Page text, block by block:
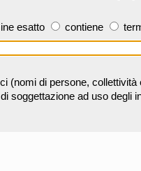
esatto contiene
(nomi di persone,
soggettazione ad uso degli